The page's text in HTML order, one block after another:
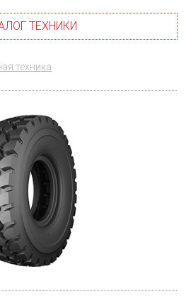
ТЕХНИКИ
техника